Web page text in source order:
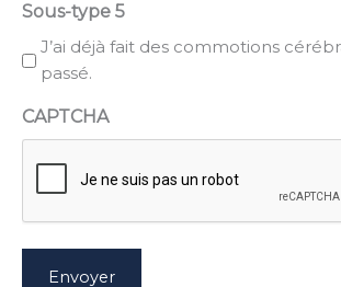
Sous-type 5
J’ai déjà fait des commotions
passé.
CAPTCHA